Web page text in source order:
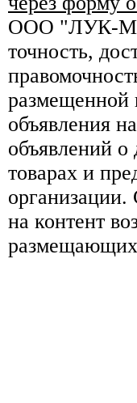
ООО "ЛУК-
точность,
размещенной
объявления
объявлений о
товарах и
организации.
на контент
размещающих